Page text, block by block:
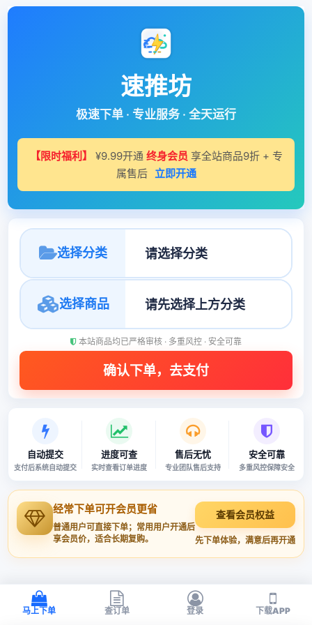
速推坊
极速下单 · 专业服务 · 全天运行
【限时福利】 ¥9.99开通 终身会员 享全站商品9折 + 专
属售后 立即开通
选择分类
选择商品
本站商品均已严格审核 · 多重风控 · 安全可靠
自动提交
支付后系统自动提交
进度可查
实时查看订单进度
售后无忧
专业团队售后支持
安全可靠
多重风控保障安全
经常下单可开会员更省
普通用户可直接下单；常用用户开通后
享会员价，适合长期复购。
查看会员权益
先下单体验，满意后再开通
马上下单 查订单 登录 下载APP